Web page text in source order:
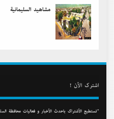
مشاهید السلیمانیة
أشترك الأن !
"تستطيع الأشتراك بأحدث الأخبار و فعاليات محافظة